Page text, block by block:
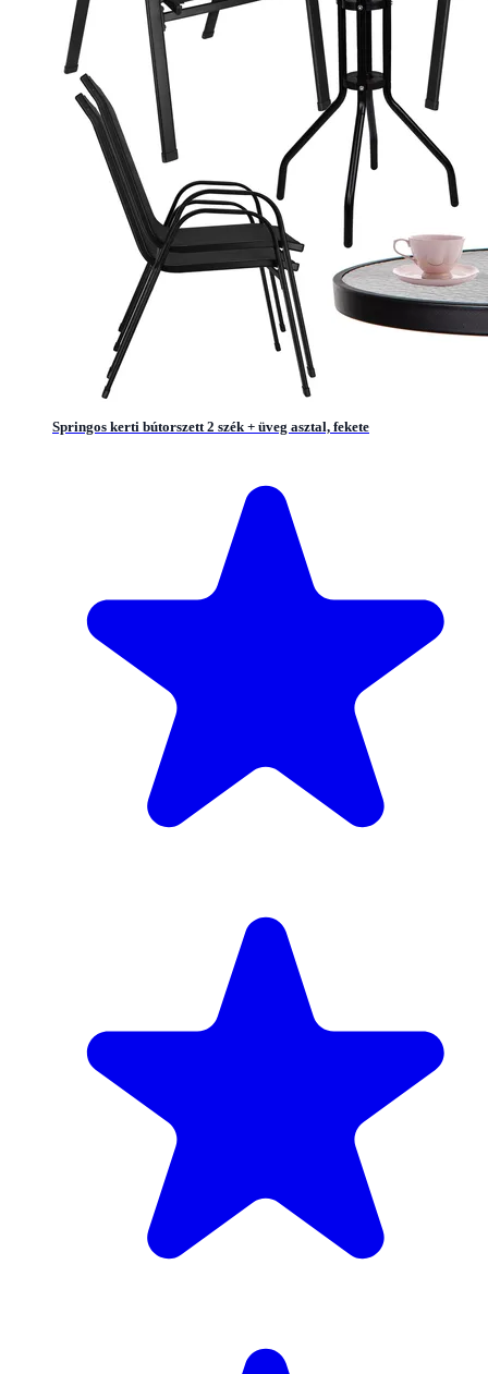
Springos kerti bútorszett 2 szék + üveg asztal, fekete